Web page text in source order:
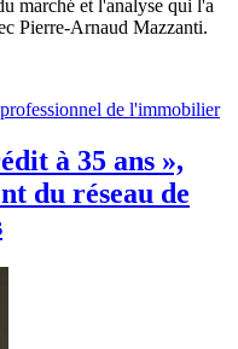
marché et l'analyse qui l'a
Pierre-Arnaud Mazzanti.
professionnel de l'immobilier
à 35 ans »,
du réseau de